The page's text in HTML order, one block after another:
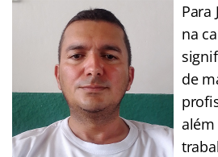
Para
na
de